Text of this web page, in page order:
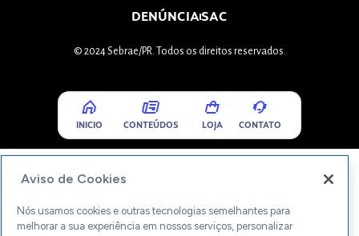
DENÚNCIASAC
© 2024 Sebrae/PR. Todos os direitos reservados.
INICIO CONTEÚDOS LOJA CONTATO
Aviso de Cookies
Nós usamos cookies e outras tecnologias semelhantes para
melhorar a sua experiência em nossos serviços, personalizar